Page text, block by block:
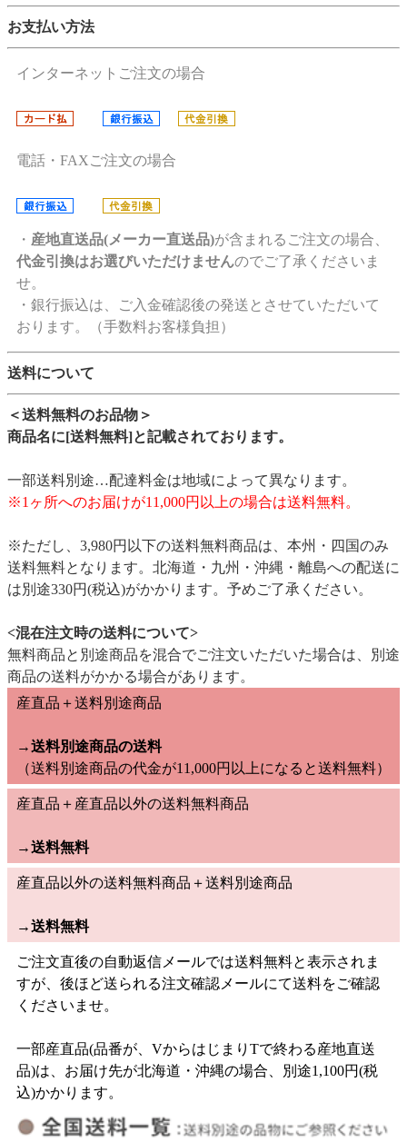
お支払い方法
インターネットご注文の場合
電話・FAXご注文の場合
・ 産地直送品(メーカー直送品)が含まれるご注文の場合、
代金引換はお選びいただけませんのでご了承くださいま
せ。
・銀行振込は、ご入金確認後の発送とさせていただいて
おります。（手数料お客様負担）
送料について
＜送料無料のお品物＞
商品名に[送料無料]と記載されております。
一部送料別途…配達料金は地域によって異なります。
※1ヶ所へのお届けが11,000円以上の場合は送料無料。
※ただし、3,980円以下の送料無料商品は、本州・四国のみ
送料無料となります。北海道・九州・沖縄・離島への配送に
は別途330円(税込)がかかります。予めご了承ください。
<混在注文時の送料について>
無料商品と別途商品を混合でご注文いただいた場合は、別途
商品の送料がかかる場合があります。
産直品＋送料別途商品
→送料別途商品の送料
（送料別途商品の代金が11,000円以上になると送料無料）
産直品＋産直品以外の送料無料商品
→送料無料
産直品以外の送料無料商品＋送料別途商品
→送料無料
ご注文直後の自動返信メールでは送料無料と表示されま
すが、後ほど送られる注文確認メールにて送料をご確認
くださいませ。
一部産直品(品番が、VからはじまりTで終わる産地直送
品)は、お届け先が北海道・沖縄の場合、別途1,100円(税
込)かかります。